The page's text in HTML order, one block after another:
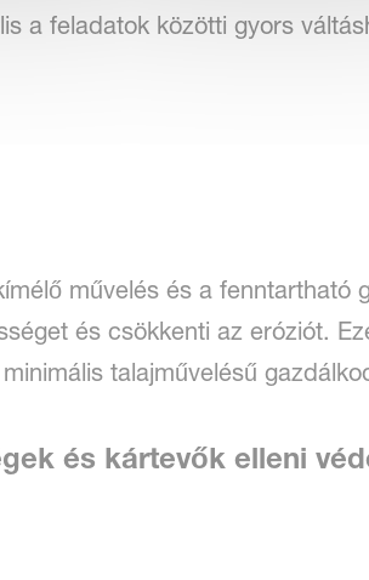
a feladatok közötti gyors
művelés és a fenntartható
és csökkenti az eróziót.
talajművelésű
és kártevők elleni